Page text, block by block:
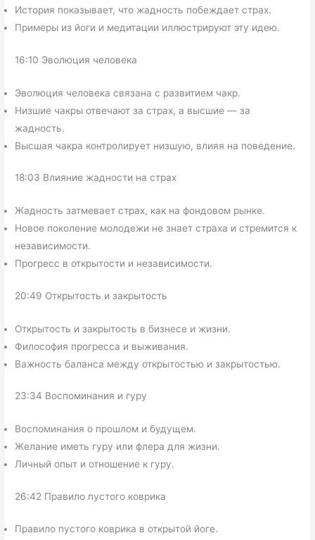
История показывает, что жадность побеждает страх.
Примеры из йоги и медитации иллюстрируют эту идею.
16:10 Эволюция человека
Эволюция человека связана с развитием чакр.
Низшие чакры отвечают за страх, а высшие — за
жадность.
Высшая чакра контролирует низшую, влияя на поведение.
18:03 Влияние жадности на страх
Жадность затмевает страх, как на фондовом рынке.
Новое поколение молодежи не знает страха и стремится к
независимости.
Прогресс в открытости и независимости.
20:49 Открытость и закрытость
Открытость и закрытость в бизнесе и жизни.
Философия прогресса и выживания.
Важность баланса между открытостью и закрытостью.
23:34 Воспоминания и гуру
Воспоминания о прошлом и будущем.
Желание иметь гуру или флера для жизни.
Личный опыт и отношение к гуру.
26:42 Правило пустого коврика
Правило пустого коврика в открытой йоге.